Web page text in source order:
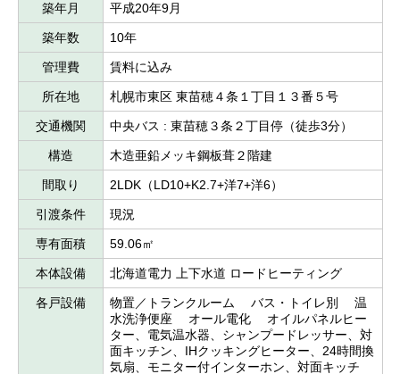
築年月 平成20年9月
築年数 10年
管理費 賃料に込み
所在地 札幌市東区 東苗穂４条１丁目１３番５号
交通機関 中央バス : 東苗穂３条２丁目停（徒歩3分）
構造 木造亜鉛メッキ鋼板葺２階建
間取り 2LDK（LD10+K2.7+洋7+洋6）
引渡条件 現況
専有面積 59.06㎡
本体設備 北海道電力 上下水道 ロードヒーティング
各戸設備
物置／トランクルーム バス・トイレ別 温
水洗浄便座 オール電化 オイルパネルヒー
ター、電気温水器、シャンプードレッサー、対
面キッチン、IHクッキングヒーター、24時間換
気扇、モニター付インターホン、対面キッチ